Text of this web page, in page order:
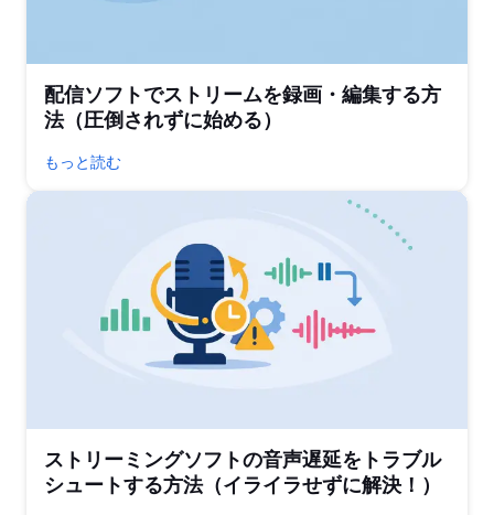
配信ソフトでストリームを録画・編集する方
法（圧倒されずに始める）
もっと読む
ストリーミングソフトの音声遅延をトラブル
シュートする方法（イライラせずに解決！）